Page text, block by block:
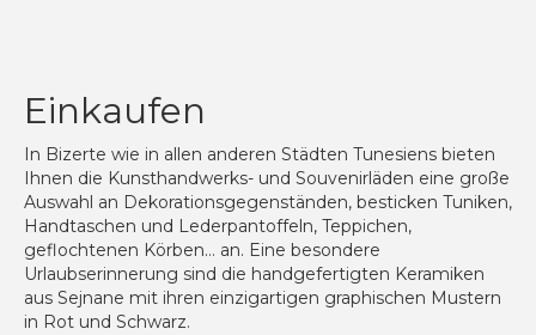
Einkaufen
In Bizerte wie in allen anderen Städten Tunesiens bieten
Ihnen die Kunsthandwerks- und Souvenirläden eine große
Auswahl an Dekorationsgegenständen, besticken Tuniken,
Handtaschen und Lederpantoffeln, Teppichen,
geflochtenen Körben… an. Eine besondere
Urlaubserinnerung sind die handgefertigten Keramiken
aus Sejnane mit ihren einzigartigen graphischen Mustern
in Rot und Schwarz.